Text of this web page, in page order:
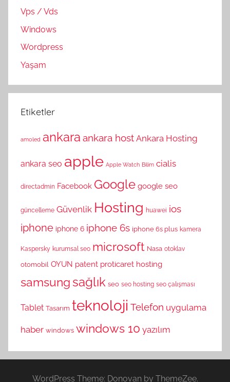
Vps / Vds
Windows
Wordpress
Yaşam
Etiketler
amoled ankara ankara host Ankara Hosting
ankara seo apple Apple Watch Bilim cialis
directadmin Facebook Google google seo
güncelleme Güvenlik Hosting huawei ios
iphone iphone 6 iphone 6s iphone 6s plus kamera
Kaspersky kurumsal seo microsoft Nasa otoklav
otomobil OYUN patent proticaret hosting
samsung sağlık seo seo hosting seo çalışması
Tablet Tasarım teknoloji Telefon uygulama
haber windows windows 10 yazılım
WordPress Theme: Donovan by ThemeZee.